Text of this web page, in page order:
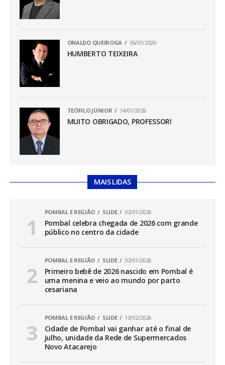
ONALDO QUEIROGA 06/01/2026
HUMBERTO TEIXEIRA
TEÓFILO JÚNIOR 14/01/2026
MUITO OBRIGADO, PROFESSOR!
MAIS LIDAS
POMBAL E REGIÃO SLIDE 02/01/2026
Pombal celebra chegada de 2026 com grande
público no centro da cidade
POMBAL E REGIÃO SLIDE 02/01/2026
Primeiro bebê de 2026 nascido em Pombal é
uma menina e veio ao mundo por parto
cesariana
POMBAL E REGIÃO SLIDE 10/02/2026
Cidade de Pombal vai ganhar até o final de
julho, unidade da Rede de Supermercados
Novo Atacarejo